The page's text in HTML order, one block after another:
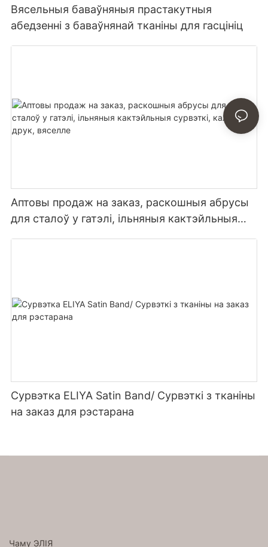
Вясельныя баваўняныя прастакутныя
абедзенні з баваўнянай тканіны для гасцініц
Аптовы продаж на заказ, раскошныя абрусы
для сталоў у гатэлі, ільняныя кактэйльныя
Сурвэтка ELIYA Satin Band/ Сурвэткі з тканіны
на заказ для рэстарана
Чаму ЭЛІЯ